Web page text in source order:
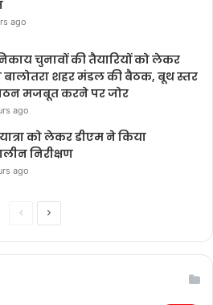
ago
चुनावों की तैयारियों को लेकर
बालोतरा शहर मंडल की बैठक, बूथ स्तर
मजबूत करने पर जोर
ago
को लेकर डीएम ने किया
निरीक्षण
ago
PreviousNext